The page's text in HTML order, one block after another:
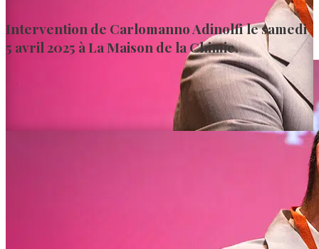
Intervention de Carlomanno Adinolfi le samedi
5 avril 2025 à La Maison de la Chimie.